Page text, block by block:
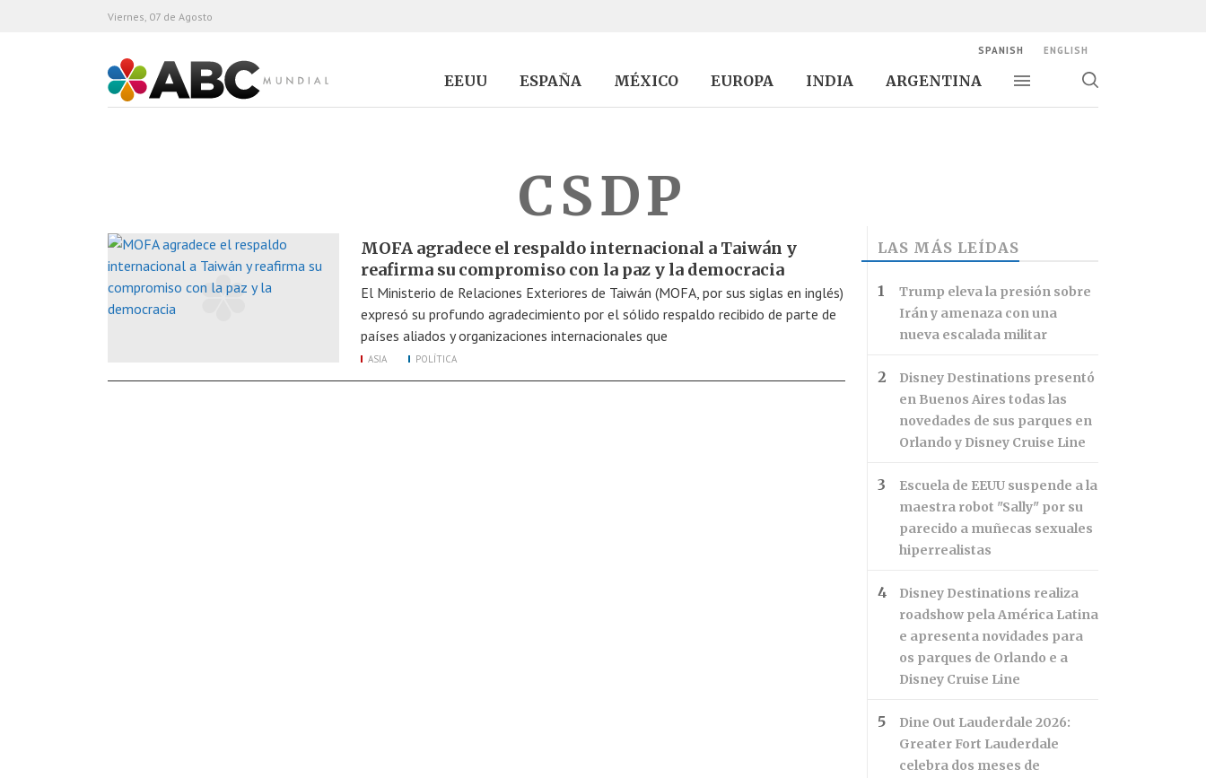
ABC Mundial
EEUU ESPAÑA MÉXICO EUROPA INDIA ARGENTINA
Alternar navegación
Alternar
Viernes, 07 de Agosto
SPANISH ENGLISH
CSDP
MOFA agradece el respaldo internacional a Taiwán y
reafirma su compromiso con la paz y la democracia
El Ministerio de Relaciones Exteriores de Taiwán (MOFA, por sus siglas en inglés)
expresó su profundo agradecimiento por el sólido respaldo recibido de parte de
países aliados y organizaciones internacionales que
ASIA POLÍTICA
LAS MÁS LEÍDAS
Trump eleva la presión sobre
Irán y amenaza con una
nueva escalada militar
Disney Destinations presentó
en Buenos Aires todas las
novedades de sus parques en
Orlando y Disney Cruise Line
Escuela de EEUU suspende a la
maestra robot "Sally" por su
parecido a muñecas sexuales
hiperrealistas
Disney Destinations realiza
roadshow pela América Latina
e apresenta novidades para
os parques de Orlando e a
Disney Cruise Line
Dine Out Lauderdale 2026:
Greater Fort Lauderdale
celebra dos meses de